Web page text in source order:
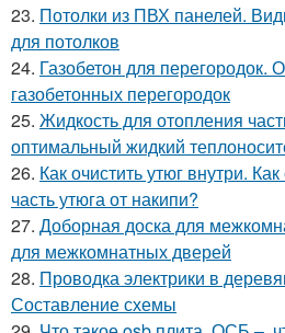
23. Потолки из ПВХ панелей.
для потолков
24. Газобетон для перегородок.
газобетонных перегородок
25. Жидкость для отопления
оптимальный жидкий
26. Как очистить утюг внутри.
часть утюга от накипи?
27. Доборная доска для
для межкомнатных дверей
28. Проводка электрики в
Составление схемы